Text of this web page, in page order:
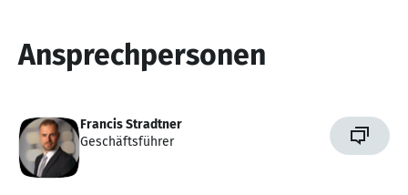
Ansprechpersonen
Francis Stradtner
Geschäftsführer